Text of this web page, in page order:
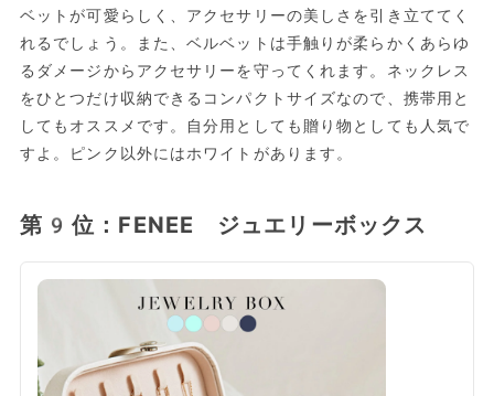
ベットが可愛らしく、アクセサリーの美しさを引き立ててく
れるでしょう。また、ベルベットは手触りが柔らかくあらゆ
るダメージからアクセサリーを守ってくれます。ネックレス
をひとつだけ収納できるコンパクトサイズなので、携帯用と
してもオススメです。自分用としても贈り物としても人気で
すよ。ピンク以外にはホワイトがあります。
第9位：FENEE ジュエリーボックス